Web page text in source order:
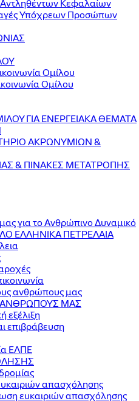
Αντληθέντων Κεφαλαίων
Υπόχρεων Προσώπων
Ομίλου
Ομίλου
ΓΙΑ ΕΝΕΡΓΕΙΑΚΑ ΘΕΜΑΤΑ
ΑΚΡΩΝΥΜΙΩΝ &
& ΠΙΝΑΚΕΣ ΜΕΤΑΤΡΟΠΗΣ
για το Ανθρώπινο Δυναμικό
ΕΛΛΗΝΙΚΑ ΠΕΤΡΕΛΑΙΑ
ανθρώπους μας
ΜΑΣ
εξέλιξη
επιβράβευση
ΕΛΠΕ
απασχόλησης
ευκαιριών απασχόλησης